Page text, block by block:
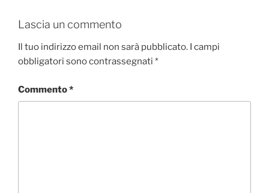
Lascia un commento
Il tuo indirizzo email non sarà pubblicato. I campi
obbligatori sono contrassegnati *
Commento*